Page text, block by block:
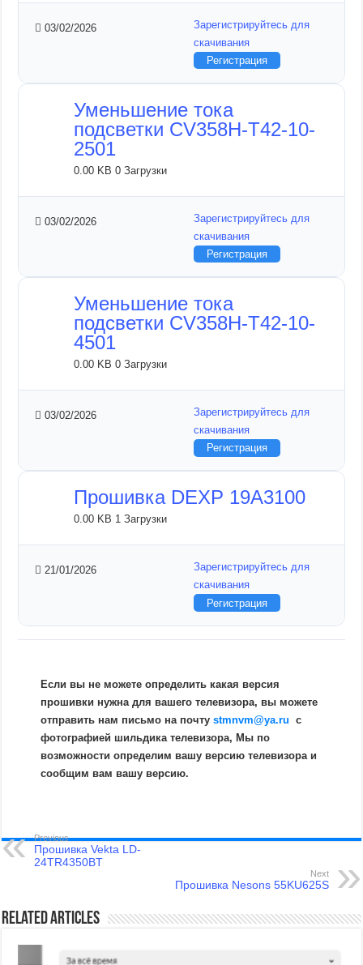
03/02/2026
Зарегистрируйтесь для
скачивания
Регистрация
Уменьшение тока
подсветки CV358H-T42-10-
2501
0.00 KB0 Загрузки
03/02/2026
Зарегистрируйтесь для
скачивания
Регистрация
Уменьшение тока
подсветки CV358H-T42-10-
4501
0.00 KB0 Загрузки
03/02/2026
Зарегистрируйтесь для
скачивания
Регистрация
Прошивка DEXP 19A3100
0.00 KB 1 Загрузки
21/01/2026
Зарегистрируйтесь для
скачивания
Регистрация
Если вы не можете определить какая версия
прошивки нужна для вашего телевизора, вы можете
отправить нам письмо на почтуstmnvm@ya.ru c
фотографией шильдика телевизора, Мы по
возможности определим вашу версию телевизора и
сообщим вам вашу версию.
Previous
Прошивка Vekta LD-
24TR4350BT
Next
Прошивка Nesons 55KU625S
Related Articles